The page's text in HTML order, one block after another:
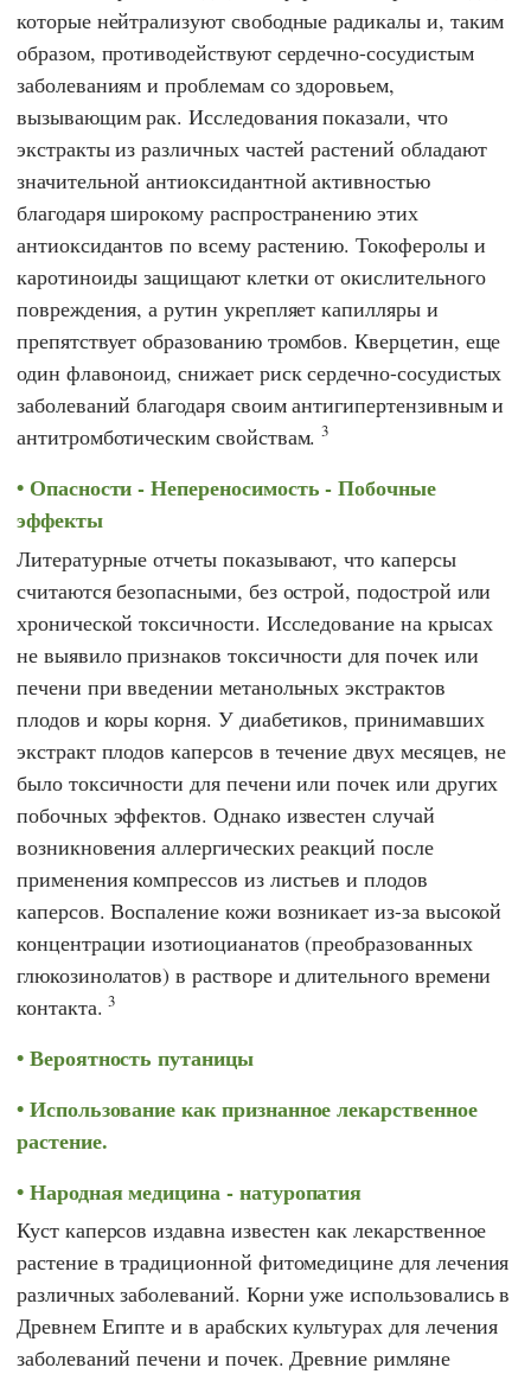
которые нейтрализуют свободные радикалы и, таким
образом, противодействуют сердечно-сосудистым
заболеваниям и проблемам со здоровьем,
вызывающим рак. Исследования показали, что
экстракты из различных частей растений обладают
значительной антиоксидантной активностью
благодаря широкому распространению этих
антиоксидантов по всему растению. Токоферолы и
каротиноиды защищают клетки от окислительного
повреждения, а рутин укрепляет капилляры и
препятствует образованию тромбов. Кверцетин, еще
один флавоноид, снижает риск сердечно-сосудистых
заболеваний благодаря своим антигипертензивным и
антитромботическим свойствам.3
Опасности - Непереносимость - Побочные
эффекты
Литературные отчеты показывают, что каперсы
считаются безопасными, без острой, подострой или
хронической токсичности. Исследование на крысах
не выявило признаков токсичности для почек или
печени при введении метанольных экстрактов
плодов и коры корня. У диабетиков, принимавших
экстракт плодов каперсов в течение двух месяцев, не
было токсичности для печени или почек или других
побочных эффектов. Однако известен случай
возникновения аллергических реакций после
применения компрессов из листьев и плодов
каперсов. Воспаление кожи возникает из-за высокой
концентрации изотиоцианатов (преобразованных
глюкозинолатов) в растворе и длительного времени
контакта.3
Вероятность путаницы
Использование как признанное лекарственное
растение.
Народная медицина - натуропатия
Куст каперсов издавна известен как лекарственное
растение в традиционной фитомедицине для лечения
различных заболеваний. Корни уже использовались в
Древнем Египте и в арабских культурах для лечения
заболеваний печени и почек. Древние римляне